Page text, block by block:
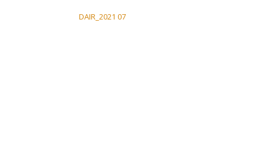
DAIR_2021 07